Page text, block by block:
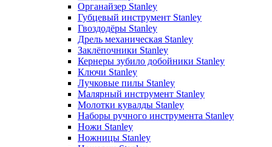
Органайзер Stanley
Губцевый инструмент Stanley
Гвоздодёры Stanley
Дрель механическая Stanley
Заклёпочники Stanley
Кернеры зубило добойники Stanley
Ключи Stanley
Лучковые пилы Stanley
Малярный инструмент Stanley
Молотки кувалды Stanley
Наборы ручного инструмента Stanley
Ножи Stanley
Ножницы Stanley